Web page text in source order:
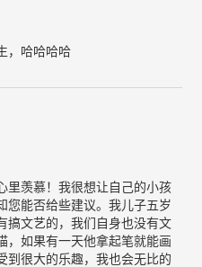
，哈哈哈哈
里羡慕！我很想让自己的小孩
您能否给些建议。我儿子五岁
搞文艺的，我们自身也没有文
，如果有一天他拿起笔就能画
到很大的乐趣，我也会无比的